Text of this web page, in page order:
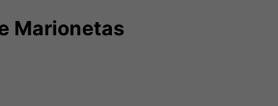
Marionetas